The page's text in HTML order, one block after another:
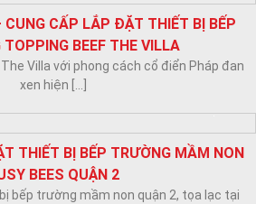
– SẢN XUẤT THI CÔNG LẮP ĐẶT
CHO NHÀ HÀNG NO.96
tọa lạc tại 133 Võ Văn Tần Phường 6,
Quận [...]